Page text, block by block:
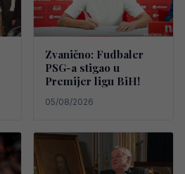
Zvanično: Fudbaler
PSG-a stigao u
Premijer ligu BiH!
05/08/2026